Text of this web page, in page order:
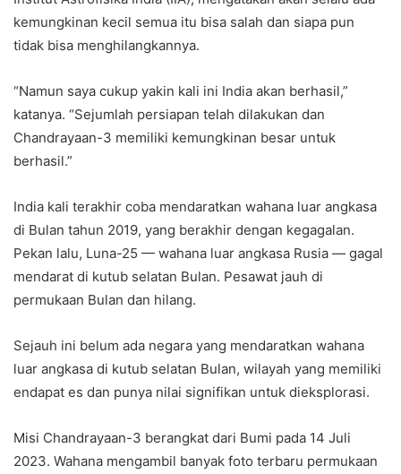
kemungkinan kecil semua itu bisa salah dan siapa pun
tidak bisa menghilangkannya.
“Namun saya cukup yakin kali ini India akan berhasil,”
katanya. “Sejumlah persiapan telah dilakukan dan
Chandrayaan-3 memiliki kemungkinan besar untuk
berhasil.”
India kali terakhir coba mendaratkan wahana luar angkasa
di Bulan tahun 2019, yang berakhir dengan kegagalan.
Pekan lalu, Luna-25 — wahana luar angkasa Rusia — gagal
mendarat di kutub selatan Bulan. Pesawat jauh di
permukaan Bulan dan hilang.
Sejauh ini belum ada negara yang mendaratkan wahana
luar angkasa di kutub selatan Bulan, wilayah yang memiliki
endapat es dan punya nilai signifikan untuk dieksplorasi.
Misi Chandrayaan-3 berangkat dari Bumi pada 14 Juli
2023. Wahana mengambil banyak foto terbaru permukaan